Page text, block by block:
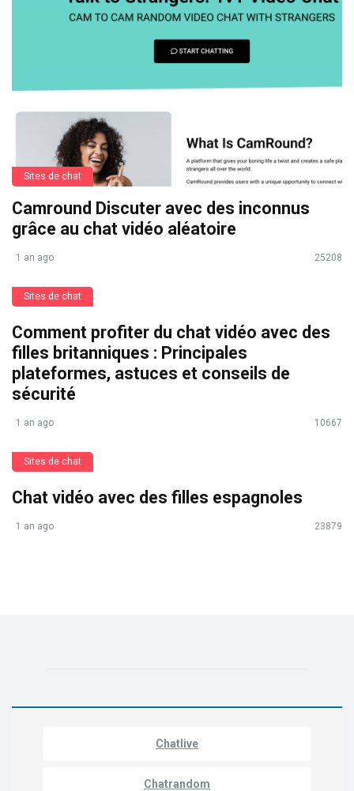
Sites de chat
Camround Discuter avec des inconnus
grâce au chat vidéo aléatoire
1 an ago 25208
Sites de chat
Comment profiter du chat vidéo avec des
filles britanniques : Principales
plateformes, astuces et conseils de
sécurité
1 an ago 10667
Sites de chat
Chat vidéo avec des filles espagnoles
1 an ago 23879
Chatlive
Chatrandom